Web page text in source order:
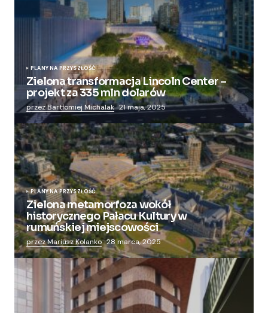
PLANY NA PRZYSZŁOŚĆ
Zielona transformacja Lincoln Center –
projekt za 335 mln dolarów
przez Bartłomiej Michalak 21 maja, 2025
PLANY NA PRZYSZŁOŚĆ
Zielona metamorfoza wokół
historycznego Pałacu Kultury w
rumuńskiej miejscowości
przez Mariusz Kolanko 28 marca, 2025